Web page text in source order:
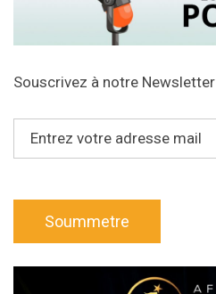
Souscrivez à notre Newsletter